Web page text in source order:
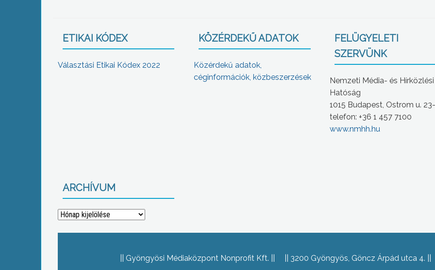
ETIKAI KÓDEX
Választási Etikai Kódex 2022
KÖZÉRDEKŰ ADATOK
Közérdekű adatok,
céginformációk, közbeszerzések
FELÜGYELETI
SZERVÜNK
Nemzeti Média- és Hírközlési
Hatóság
1015 Budapest, Ostrom u.
telefon: +36 1 457 7100
www.nmhh.hu
ARCHÍVUM
Archívum
Gyöngyösi Médiaközpont Nonprofit Kft. 3200 Gyöngyös, Göncz Árpád utca 4.